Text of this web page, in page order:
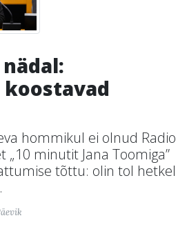
hommikul ei olnud Radio
„10 minutit Jana Toomiga”
tõttu: olin tol hetkel